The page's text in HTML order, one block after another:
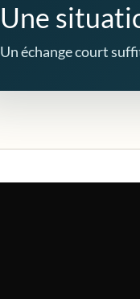
Une
Un échange court